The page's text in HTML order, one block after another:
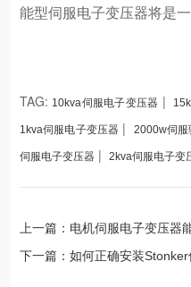
能型伺服电子变压器将是
TAG: 10kva伺服电子变压器 |
1kva伺服电子变压器 | 2000w伺服
伺服电子变压器 | 2kva伺服电子变
上一篇：电机伺服电子变压器
下一篇：如何正确安装Stonker